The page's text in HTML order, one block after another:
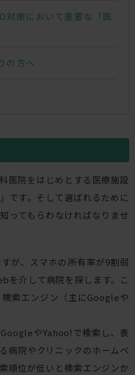
対策において重要な「医
の方へ
医院をはじめとする医療施設
」です。そして選ばれるために
ってもらわなければなりませ
が、スマホの所有率が9割弱
を介して病院を探します。こ
索エンジン（主にGoogleや
やYahoo!で検索し、表
病院やクリニックのホームペ
順位が低いと検索エンジンか